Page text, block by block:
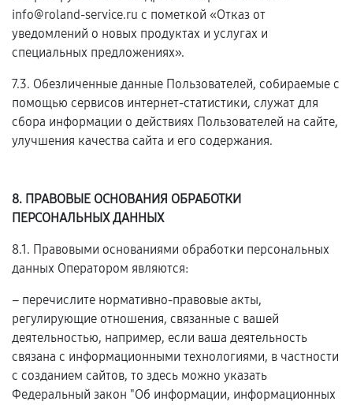
info@roland-service.ru с пометкой «Отказ от
уведомлений о новых продуктах и услугах и
специальных предложениях».
7.3. Обезличенные данные Пользователей, собираемые с
помощью сервисов интернет-статистики, служат для
сбора информации о действиях Пользователей на сайте,
улучшения качества сайта и его содержания.
8. ПРАВОВЫЕ ОСНОВАНИЯ ОБРАБОТКИ
ПЕРСОНАЛЬНЫХ ДАННЫХ
8.1. Правовыми основаниями обработки персональных
данных Оператором являются:
– перечислите нормативно-правовые акты,
регулирующие отношения, связанные с вашей
деятельностью, например, если ваша деятельность
связана с информационными технологиями, в частности
с созданием сайтов, то здесь можно указать
Федеральный закон "Об информации, информационных